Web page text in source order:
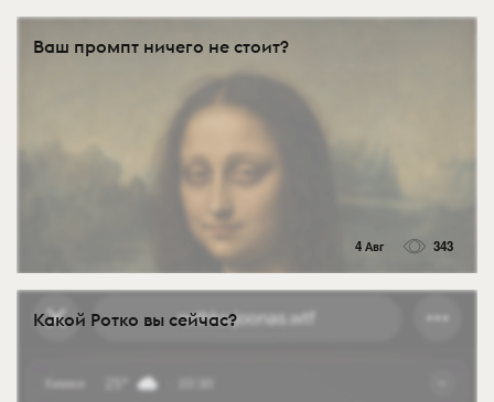
Ваш промпт ничего не стоит?
4 Авг 343
Какой Ротко вы сейчас?